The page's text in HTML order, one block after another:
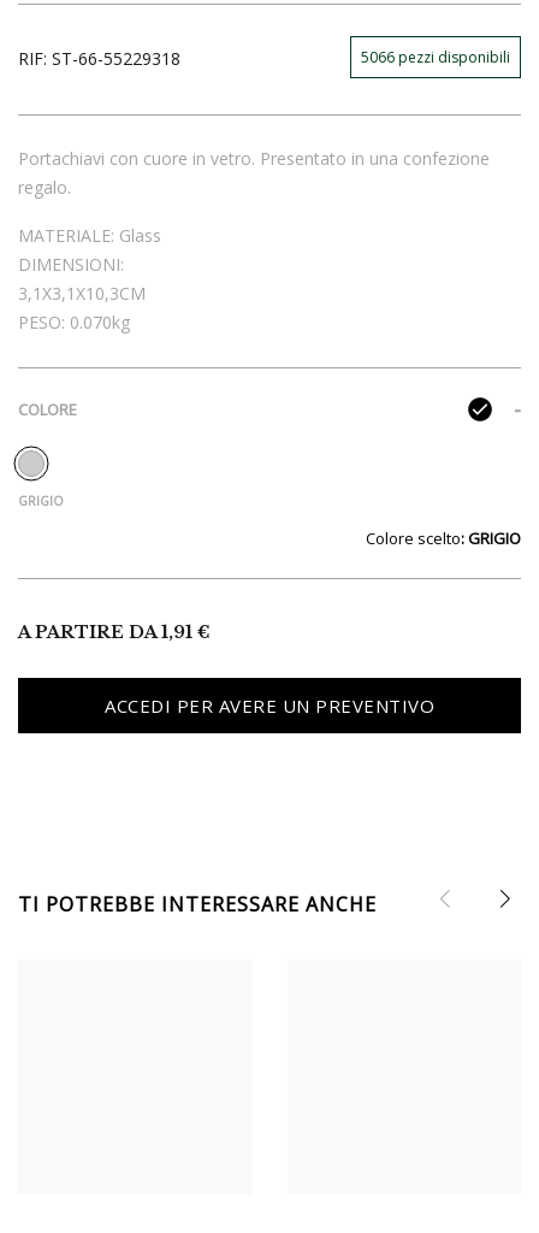
RIF: ST-66-55229318 5066pezzi disponibili
Portachiavi con cuore in vetro. Presentato in una confezione
regalo.
MATERIALE: Glass
DIMENSIONI:
3,1X3,1X10,3CM
PESO: 0.070kg
COLORE
Colore : GRIGIO
A PARTIRE DA1,91 €
ACCEDI PER AVERE UN PREVENTIVO
TI POTREBBE INTERESSARE ANCHE